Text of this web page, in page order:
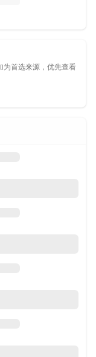
首选来源，优先查看